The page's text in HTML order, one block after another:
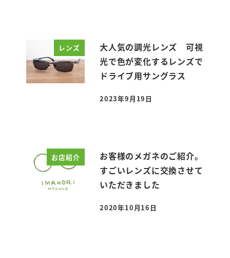
レンズ
大人気の調光レンズ 可視
光で色が変化するレンズで
ドライブ用サングラス
投稿日
2023年9月19日
お店紹介
お客様のメガネのご紹介。
すごいレンズに交換させて
いただきました
投稿日
2020年10月16日